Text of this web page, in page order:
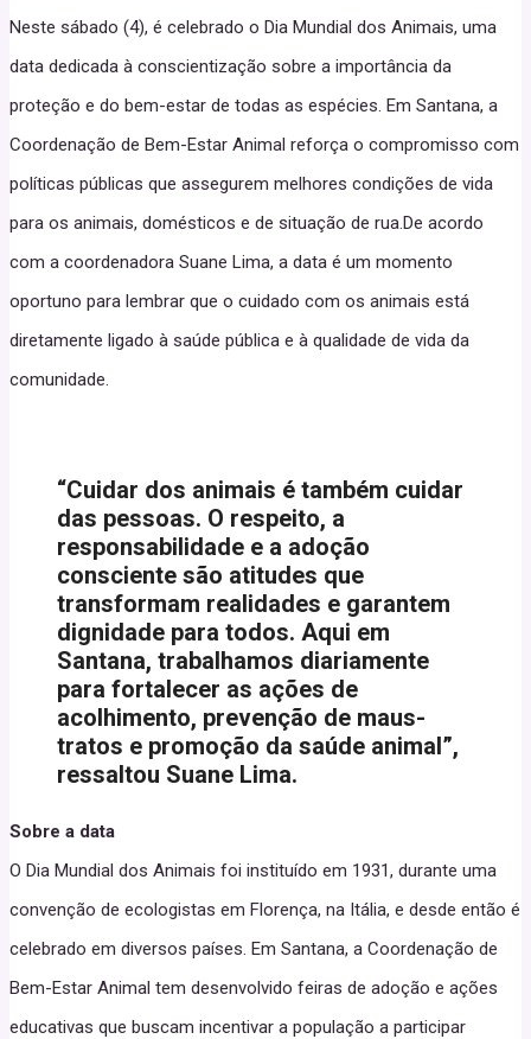
Neste sábado (4), é celebrado o Dia Mundial dos Animais, uma
data dedicada à conscientização sobre a importância da
proteção e do bem-estar de todas as espécies. Em Santana, a
Coordenação de Bem-Estar Animal reforça o compromisso com
políticas públicas que assegurem melhores condições de vida
para os animais, domésticos e de situação de rua.De acordo
com a coordenadora Suane Lima, a data é um momento
oportuno para lembrar que o cuidado com os animais está
diretamente ligado à saúde pública e à qualidade de vida da
comunidade.
“Cuidar dos animais é também cuidar
das pessoas. O respeito, a
responsabilidade e a adoção
consciente são atitudes que
transformam realidades e garantem
dignidade para todos. Aqui em
Santana, trabalhamos diariamente
para fortalecer as ações de
acolhimento, prevenção de maus-
tratos e promoção da saúde animal”,
ressaltou Suane Lima.
Sobre a data
O Dia Mundial dos Animais foi instituído em 1931, durante uma
convenção de ecologistas em Florença, na Itália, e desde então é
celebrado em diversos países. Em Santana, a Coordenação de
Bem-Estar Animal tem desenvolvido feiras de adoção e ações
educativas que buscam incentivar a população a participar